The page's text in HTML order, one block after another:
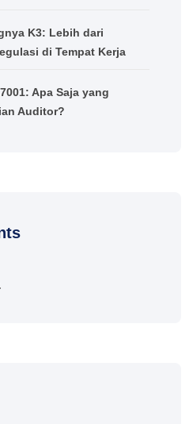
K3: Lebih dari
di Tempat Kerja
Apa Saja yang
Auditor?